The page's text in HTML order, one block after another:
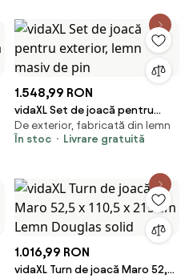
1.548,99 RON
vidaXL Set de joacă pentru
exterior, lemn masiv de pin
De exterior, fabricată din lemn
În stoc
Livrare gratuită
1.016,99 RON
vidaXL Turn de joacă Maro 52,5